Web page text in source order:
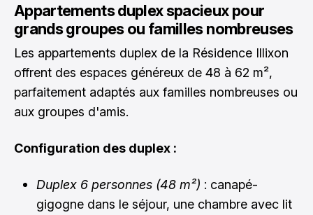
Appartements duplex spacieux pour
grands groupes ou familles nombreuses
Les appartements duplex de la Résidence Illixon
offrent des espaces généreux de 48 à 62 m²,
parfaitement adaptés aux familles nombreuses ou
aux groupes d'amis.
Configuration des duplex :
Duplex 6 personnes (48 m²) : canapé-
gigogne dans le séjour, une chambre avec lit